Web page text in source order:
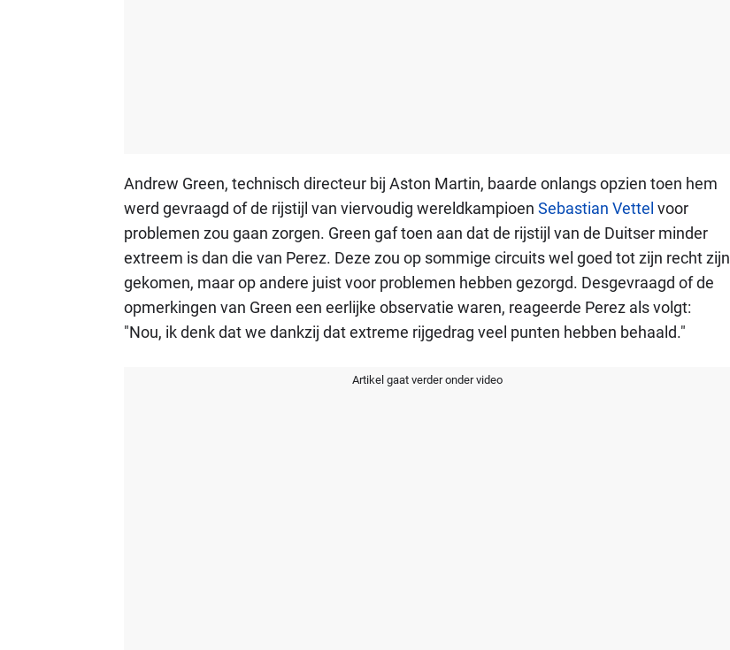
Andrew Green, technisch directeur bij Aston Martin, baarde onlangs opzien toen hem
werd gevraagd of de rijstijl van viervoudig wereldkampioen Sebastian Vettel voor
problemen zou gaan zorgen. Green gaf toen aan dat de rijstijl van de Duitser minder
extreem is dan die van Perez. Deze zou op sommige circuits wel goed tot zijn recht zijn
gekomen, maar op andere juist voor problemen hebben gezorgd. Desgevraagd of de
opmerkingen van Green een eerlijke observatie waren, reageerde Perez als volgt:
"Nou, ik denk dat we dankzij dat extreme rijgedrag veel punten hebben behaald."
Artikel gaat verder onder video